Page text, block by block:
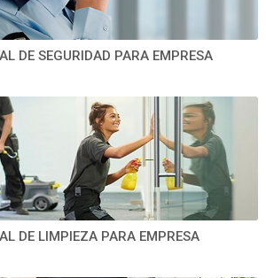
DE SEGURIDAD PARA EMPRESA
DE LIMPIEZA PARA EMPRESA